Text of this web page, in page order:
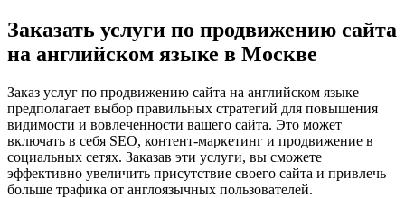
Заказать услуги по продвижению сайта
на английском языке в Москве
Заказ услуг по продвижению сайта на английском языке
предполагает выбор правильных стратегий для повышения
видимости и вовлеченности вашего сайта. Это может
включать в себя SEO, контент-маркетинг и продвижение в
социальных сетях. Заказав эти услуги, вы сможете
эффективно увеличить присутствие своего сайта и привлечь
больше трафика от англоязычных пользователей.